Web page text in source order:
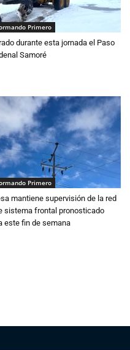
Primero
durante esta jornada el Paso
Samoré
Primero
mantiene supervisión de la red
sistema frontal pronosticado
este fin de semana